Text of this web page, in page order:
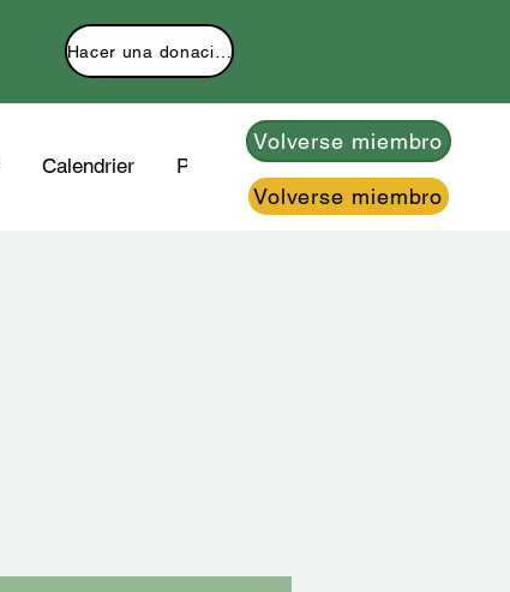
Hacer una donación
Calendrier Plus
Volverse miembro
Volverse miembro